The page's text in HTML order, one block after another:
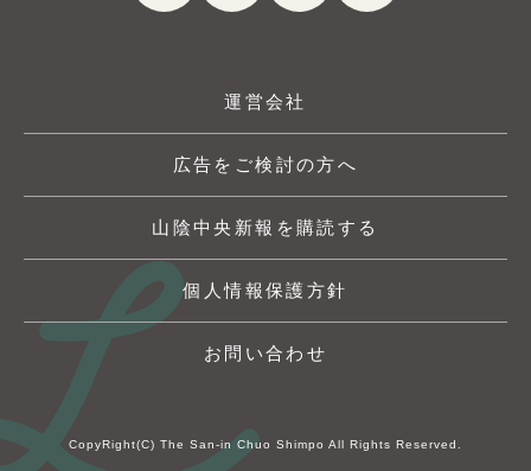
運営会社
広告をご検討の方へ
山陰中央新報を購読する
個人情報保護方針
お問い合わせ
CopyRight(C) The San-in Chuo Shimpo All Rights Reserved.